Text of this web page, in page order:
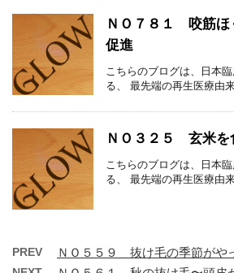
ＮＯ７８１ 咬筋ほ
促進
こちらのブログは、日本
る、 最先端の再生医療由
ＮＯ３２５ 玄米を
こちらのブログは、日本
る、 最先端の再生医療由
PREV ＮＯ５５９ 抜け毛の季節がや